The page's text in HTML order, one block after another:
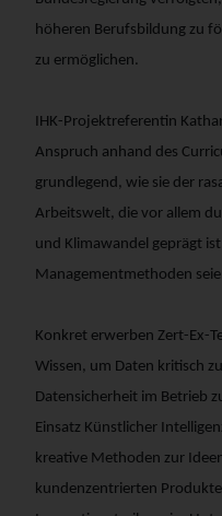
höheren Berufsbildung zu
zu ermöglichen.
IHK-Projektreferentin
Anspruch anhand des
grundlegend, wie sie der
Arbeitswelt, die vor allem
und Klimawandel geprägt
Managementmethoden
Konkret erwerben Zert-Ex-
Wissen, um Daten kritisch
Datensicherheit im Betrieb
Einsatz Künstlicher
kreative Methoden zur
kundenzentrierten